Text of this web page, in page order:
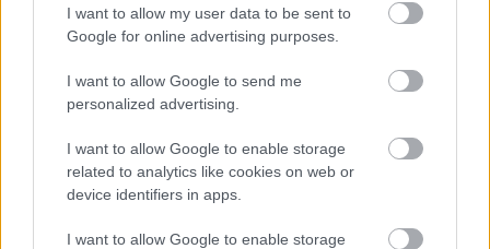
I want to allow my user data to be sent to
Google for online advertising purposes.
I want to allow Google to send me
personalized advertising.
I want to allow Google to enable storage
related to analytics like cookies on web or
device identifiers in apps.
I want to allow Google to enable storage
25. noviembre 2021 Por Jesus Gallo|
David Alaba sufrió un leve esguince de rodilla y apunta a baja contra el
William Carvalho o Germán Pezzella. Repasamos las noticias de última
hora de la jornada 15 para que puedas hacer tu alineación de Comunio
Leer más »